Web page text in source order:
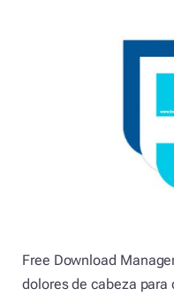
Free Download
dolores de cabeza para